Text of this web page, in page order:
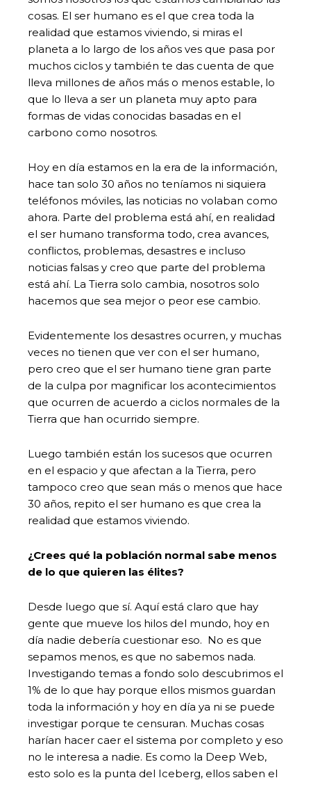
cosas. El ser humano es el que crea toda la
realidad que estamos viviendo, si miras el
planeta a lo largo de los años ves que pasa por
muchos ciclos y también te das cuenta de que
lleva millones de años más o menos estable, lo
que lo lleva a ser un planeta muy apto para
formas de vidas conocidas basadas en el
carbono como nosotros.
Hoy en día estamos en la era de la información,
hace tan solo 30 años no teníamos ni siquiera
teléfonos móviles, las noticias no volaban como
ahora. Parte del problema está ahí, en realidad
el ser humano transforma todo, crea avances,
conflictos, problemas, desastres e incluso
noticias falsas y creo que parte del problema
está ahí. La Tierra solo cambia, nosotros solo
hacemos que sea mejor o peor ese cambio.
Evidentemente los desastres ocurren, y muchas
veces no tienen que ver con el ser humano,
pero creo que el ser humano tiene gran parte
de la culpa por magnificar los acontecimientos
que ocurren de acuerdo a ciclos normales de la
Tierra que han ocurrido siempre.
Luego también están los sucesos que ocurren
en el espacio y que afectan a la Tierra, pero
tampoco creo que sean más o menos que hace
30 años, repito el ser humano es que crea la
realidad que estamos viviendo.
¿Crees qué la población normal sabe menos
de lo que quieren las élites?
Desde luego que sí. Aquí está claro que hay
gente que mueve los hilos del mundo, hoy en
día nadie debería cuestionar eso. No es que
sepamos menos, es que no sabemos nada.
Investigando temas a fondo solo descubrimos el
1% de lo que hay porque ellos mismos guardan
toda la información y hoy en día ya ni se puede
investigar porque te censuran. Muchas cosas
harían hacer caer el sistema por completo y eso
no le interesa a nadie. Es como la Deep Web,
esto solo es la punta del Iceberg, ellos saben el